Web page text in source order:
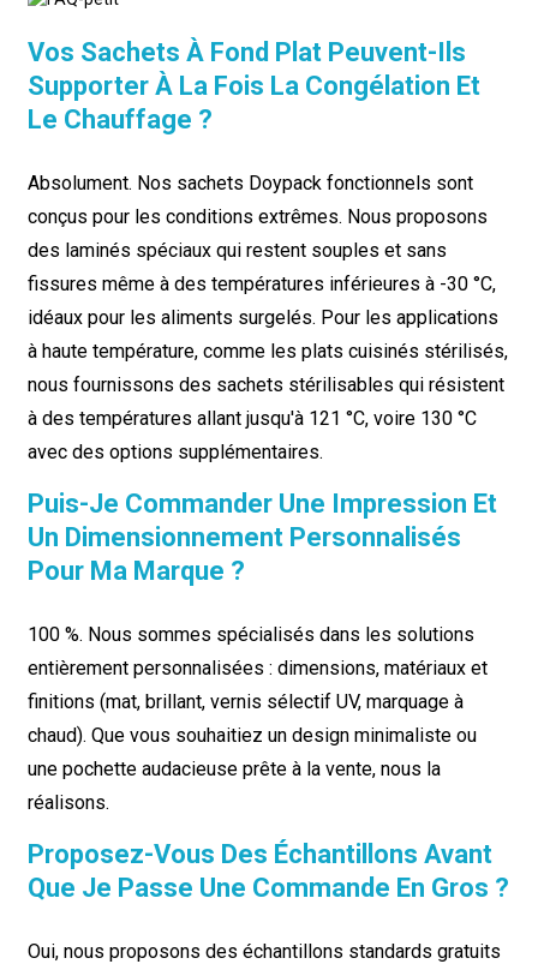
Vos Sachets À Fond Plat Peuvent-Ils
Supporter À La Fois La Congélation Et
Le Chauffage ?
Absolument. Nos sachets Doypack fonctionnels sont
conçus pour les conditions extrêmes. Nous proposons
des laminés spéciaux qui restent souples et sans
fissures même à des températures inférieures à -30 °C,
idéaux pour les aliments surgelés. Pour les applications
à haute température, comme les plats cuisinés stérilisés,
nous fournissons des sachets stérilisables qui résistent
à des températures allant jusqu'à 121 °C, voire 130 °C
avec des options supplémentaires.
Puis-Je Commander Une Impression Et
Un Dimensionnement Personnalisés
Pour Ma Marque ?
100 %. Nous sommes spécialisés dans les solutions
entièrement personnalisées : dimensions, matériaux et
finitions (mat, brillant, vernis sélectif UV, marquage à
chaud). Que vous souhaitiez un design minimaliste ou
une pochette audacieuse prête à la vente, nous la
réalisons.
Proposez-Vous Des Échantillons Avant
Que Je Passe Une Commande En Gros ?
Oui, nous proposons des échantillons standards gratuits